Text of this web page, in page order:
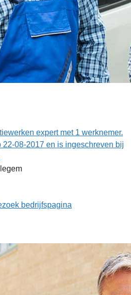
expert met 1 werknemer.
22-08-2017 en is ingeschreven bij
bedrijfspagina